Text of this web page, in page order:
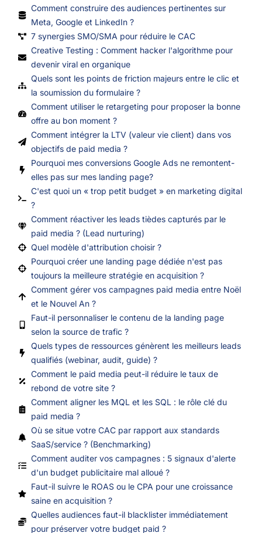
Comment construire des audiences pertinentes sur
Meta, Google et LinkedIn ?
7 synergies SMO/SMA pour réduire le CAC
Creative Testing : Comment hacker l'algorithme pour
devenir viral en organique
Quels sont les points de friction majeurs entre le clic et
la soumission du formulaire ?
Comment utiliser le retargeting pour proposer la bonne
offre au bon moment ?
Comment intégrer la LTV (valeur vie client) dans vos
objectifs de paid media ?
Pourquoi mes conversions Google Ads ne remontent-
elles pas sur mes landing page?
C'est quoi un « trop petit budget » en marketing digital
?
Comment réactiver les leads tièdes capturés par le
paid media ? (Lead nurturing)
Quel modèle d'attribution choisir ?
Pourquoi créer une landing page dédiée n'est pas
toujours la meilleure stratégie en acquisition ?
Comment gérer vos campagnes paid media entre Noël
et le Nouvel An ?
Faut-il personnaliser le contenu de la landing page
selon la source de trafic ?
Quels types de ressources génèrent les meilleurs leads
qualifiés (webinar, audit, guide) ?
Comment le paid media peut-il réduire le taux de
rebond de votre site ?
Comment aligner les MQL et les SQL : le rôle clé du
paid media ?
Où se situe votre CAC par rapport aux standards
SaaS/service ? (Benchmarking)
Comment auditer vos campagnes : 5 signaux d'alerte
d'un budget publicitaire mal alloué ?
Faut-il suivre le ROAS ou le CPA pour une croissance
saine en acquisition ?
Quelles audiences faut-il blacklister immédiatement
pour préserver votre budget paid ?